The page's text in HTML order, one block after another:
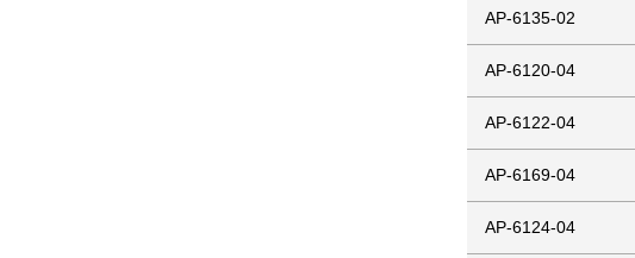
AP-6135-02
AP-6120-04
AP-6122-04
AP-6169-04
AP-6124-04